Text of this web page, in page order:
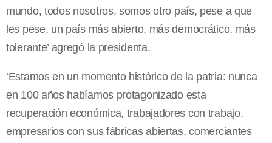
mundo, todos nosotros, somos otro país, pese a que
les pese, un país más abierto, más democrático, más
tolerante’ agregó la presidenta.
‘Estamos en un momento histórico de la patria: nunca
en 100 años habíamos protagonizado esta
recuperación económica, trabajadores con trabajo,
empresarios con sus fábricas abiertas, comerciantes